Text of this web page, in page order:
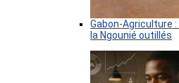
Gabon-Agriculture
la Ngounié outillés